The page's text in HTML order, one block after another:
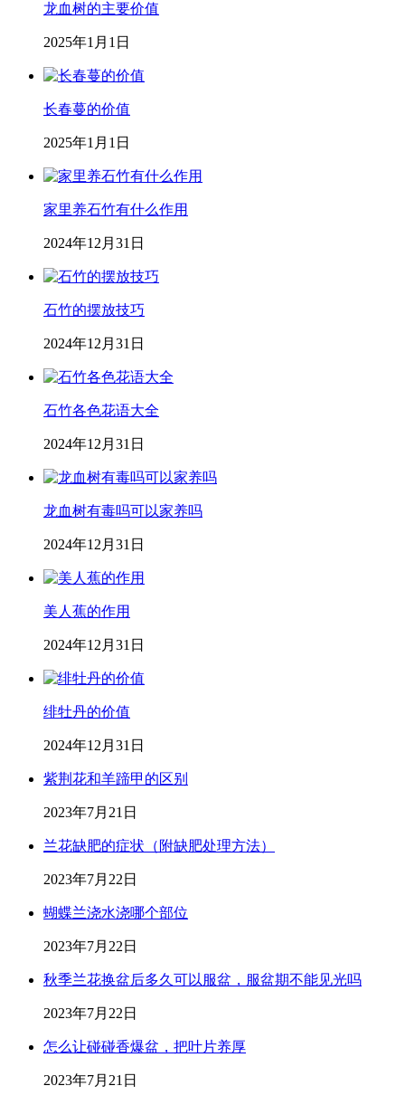
龙血树的主要价值
2025年1月1日
长春蔓的价值
2025年1月1日
家里养石竹有什么作用
2024年12月31日
石竹的摆放技巧
2024年12月31日
石竹各色花语大全
2024年12月31日
龙血树有毒吗可以家养吗
2024年12月31日
美人蕉的作用
2024年12月31日
绯牡丹的价值
2024年12月31日
紫荆花和羊蹄甲的区别
2023年7月21日
兰花缺肥的症状（附缺肥处理方法）
2023年7月22日
蝴蝶兰浇水浇哪个部位
2023年7月22日
秋季兰花换盆后多久可以服盆，服盆期不能见光吗
2023年7月22日
怎么让碰碰香爆盆，把叶片养厚
2023年7月21日